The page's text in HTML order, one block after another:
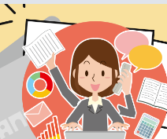
フトウェア・クラウド
ラボレーション
ュリティ
より情報